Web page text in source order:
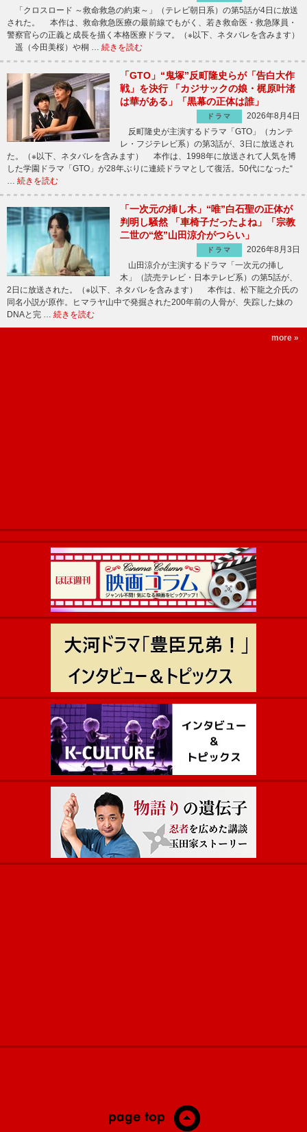
「クロスロード ～救命救急の約束～」（テレビ朝日系）の第5話が4日に放送
された。 本作は、救命救急医療の最前線でもがく、若き救命医・救急隊員・
警察官らの正義と成長を描く本格医療ドラマ。（※以下、ネタバレを含みます）
遥（今田美桜）や桐 … 続きを読む
「GTO」“鬼塚”反町隆史らが「告白大作
戦」を決行 「カジサックの娘・梶原叶渚
は華がある」「黒幕の正体は誰」
ドラマ
2026年8月4日
反町隆史が主演するドラマ「GTO」（カンテ
レ・フジテレビ系）の第3話が、3日に放送され
た。（※以下、ネタバレを含みます） 本作は、1998年に放送されて人気を博
した学園ドラマ「GTO」が28年ぶりに連続ドラマとして復活。50代になった“
続きを読む
「一次元の挿し木」“唯”白石聖の正体が
判明し騒然 「車椅子だったよね」「宗教
二世の“悠”山田涼介がつらい」
ドラマ
2026年8月3日
山田涼介が主演するドラマ「一次元の挿し
木」（読売テレビ・日本テレビ系）の第5話が、
2日に放送された。（※以下、ネタバレを含みます） 本作は、松下龍之介氏の
同名小説が原作。ヒマラヤ山中で発掘された200年前の人骨が、失踪した妹の
DNAと完 … 続きを読む
more »